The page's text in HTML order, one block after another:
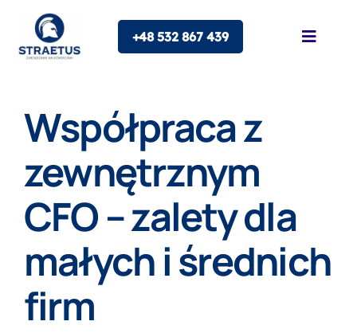
content
+48 532 867 439
Toggle
Oferta
Kontakt
Współpraca z
zewnętrznym
CFO – zalety dla
małych i średnich
firm